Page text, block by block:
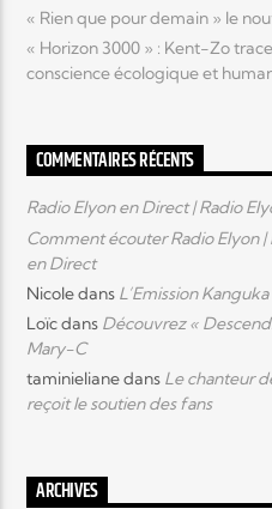
« Rien que pour demain » le
« Horizon 3000 » : Kent-Zo
conscience écologique et
COMMENTAIRES RÉCENTS
Radio Elyon en Direct | Radio
Comment écouter Radio Elyon |
en Direct
Nicoledans L’Emission
Loïcdans Découvrez «
Mary-C
taminielianedans Le chanteur
reçoit le soutien des fans
ARCHIVES